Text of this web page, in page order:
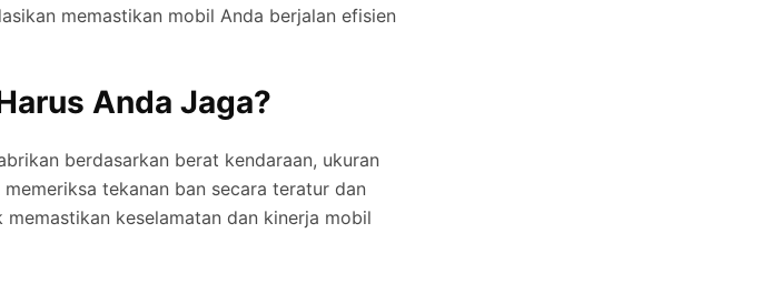
memastikan mobil Anda berjalan efisien
Anda Jaga?
berdasarkan berat kendaraan, ukuran
tekanan ban secara teratur dan
keselamatan dan kinerja mobil